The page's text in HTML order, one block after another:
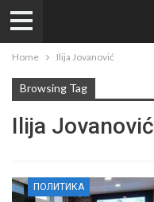
Home Ilija Jovanović
Browsing Tag
Ilija Jovanović
ПОЛИТИКА